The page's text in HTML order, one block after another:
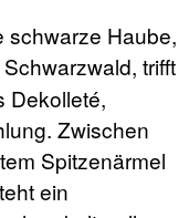
0 Artikel €0,00
schwarze Haube,
Schwarzwald, trifft
Dekolleté,
Zwischen
Spitzenärmel
ein